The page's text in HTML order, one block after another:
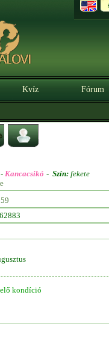
Kvíz Fórum
Kancacsikó - Szín: fekete
kondíció